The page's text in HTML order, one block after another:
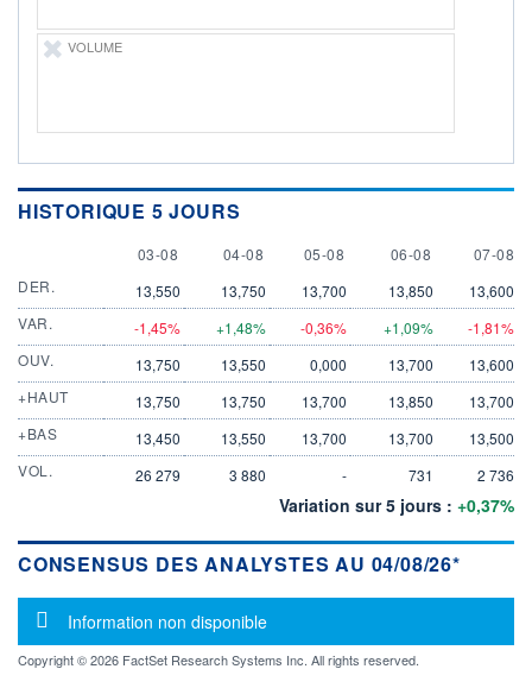
VOLUME
HISTORIQUE 5 JOURS
3 AUGUST
03-08 4 AUGUST
04-08 5 AUGUST
05-08 6 AUGUST
06-08 7
07-08
DER.
13,550 13,750 13,700 13,850
13,600
VAR.
-1,45% +1,48% -0,36% +1,09%
-1,81%
OUV.
13,750 13,550 0,000 13,700
13,600
+HAUT
13,750 13,750 13,700 13,850
13,700
+BAS
13,450 13,550 13,700 13,700
13,500
VOL.
26 279 3 880 - 731 2 736
Variation sur 5 jours : +0,37%
CONSENSUS DES ANALYSTES AU 04/08/26*
Message d'information
Information non disponible
Copyright © 2026 FactSet Research Systems Inc. All rights reserved.